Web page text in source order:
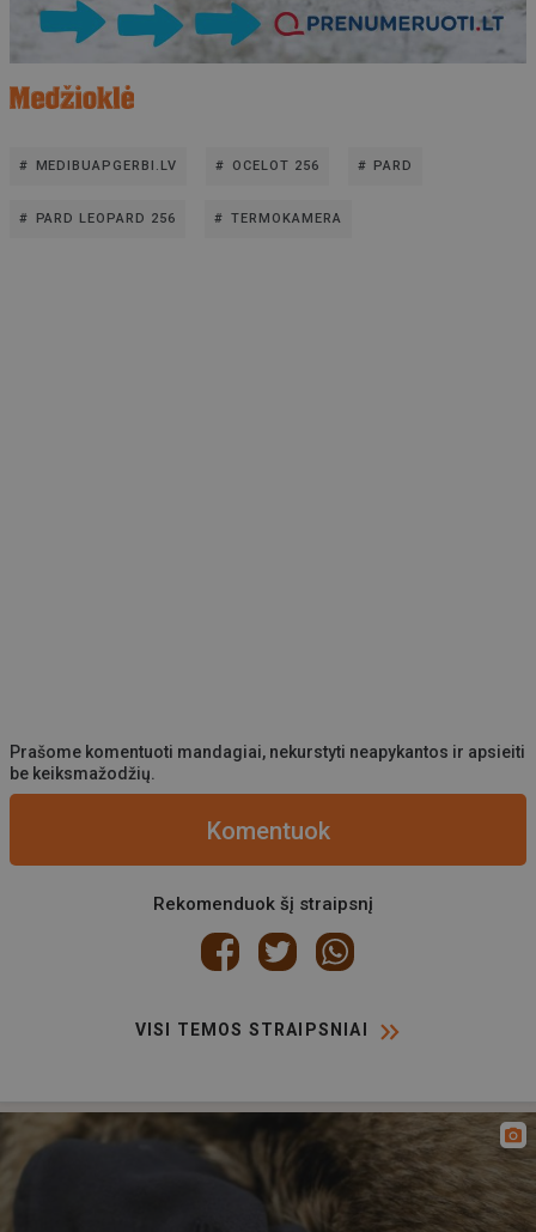
MEDIBUAPGERBI.LV OCELOT 256 PARD
PARD LEOPARD 256 TERMOKAMERA
Prašome komentuoti mandagiai, nekurstyti neapykantos ir apsieiti
be keiksmažodžių.
Komentuok
Rekomenduok šį straipsnį
VISI TEMOS STRAIPSNIAI